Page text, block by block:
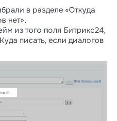
в разделе «Откуда
нет»,
из того поля Битрикс24,
писать, если диалогов